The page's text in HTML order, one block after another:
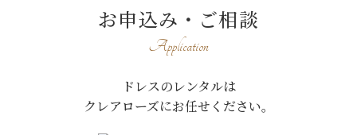
お申込み・ご相談
Application
ドレスのレンタルは
クレアローズにお任せください。